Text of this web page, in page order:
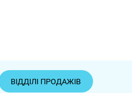
ВІДДІЛІ ПРОДАЖІВ